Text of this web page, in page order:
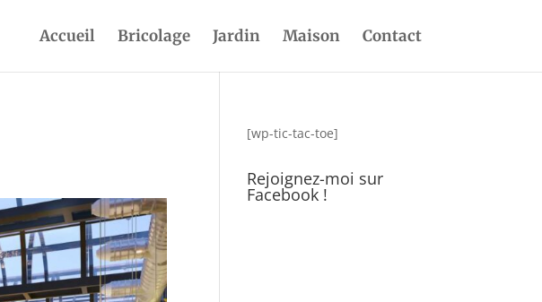
Accueil Bricolage Jardin Maison Contact
[wp-tic-tac-toe]
Rejoignez-moi sur
Facebook !